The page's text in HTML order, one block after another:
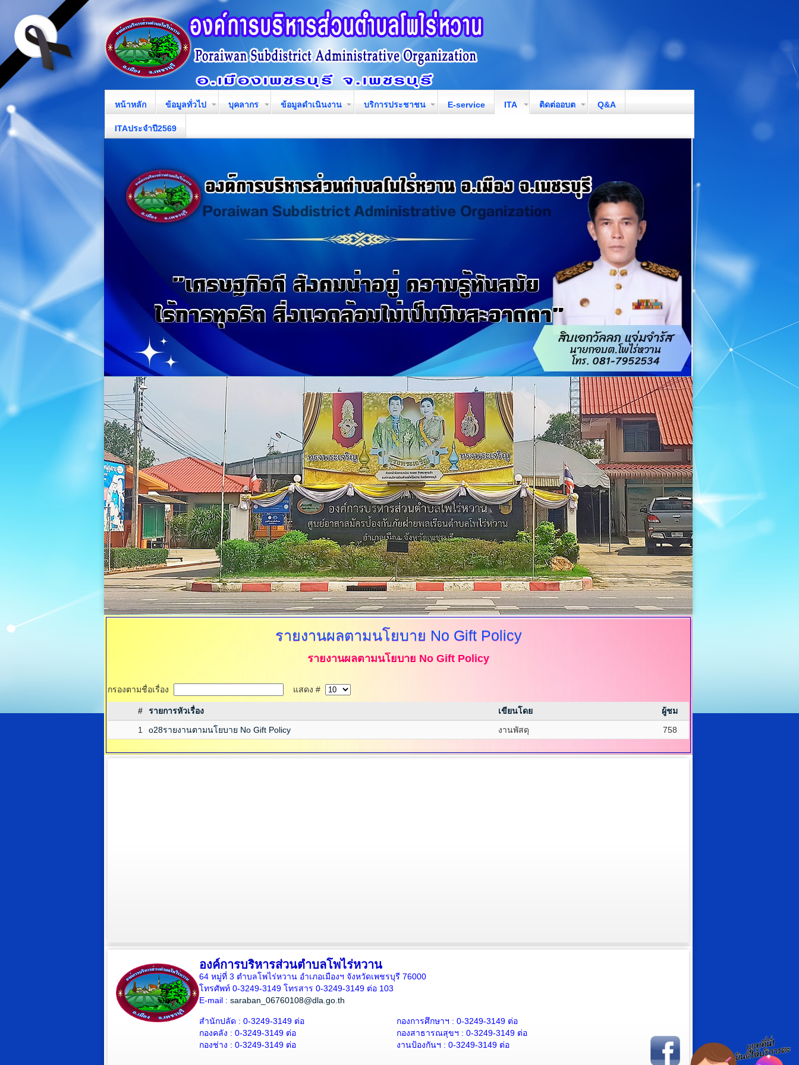
หน้าหลัก ข้อมูลทั่วไป บุคลากร ข้อมูลดำเนินงาน บริการประชาชน E-service ITA ติดต่ออบต Q&A
ITAประจำปี2569
รายงานผลตามนโยบาย No Gift Policy
รายงานผลตามนโยบาย No Gift Policy
กรองตามชื่อเรื่อง แสดง #
# รายการหัวเรื่อง เขียนโดย
ผู้ชม
1
o28รายงานตามนโยบาย No Gift Policy งานพัสดุ 758
องค์การบริหารส่วนตำบลโพไร่หวาน
64 หมู่ที่ 3 ตำบลโพไร่หวาน อำเภอเมืองฯ จังหวัดเพชรบุรี 76000
โทรศัพท์ 0-3249-3149 โทรสาร 0-3249-3149 ต่อ 103
E-mail : saraban_06760108@dla.go.th
สำนักปลัด : 0-3249-3149 ต่อ
กองคลัง : 0-3249-3149 ต่อ
กองช่าง : 0-3249-3149 ต่อ
กองการศึกษาฯ : 0-3249-3149 ต่อ
กองสาธารณสุขฯ : 0-3249-3149 ต่อ
งานป้องกันฯ : 0-3249-3149 ต่อ